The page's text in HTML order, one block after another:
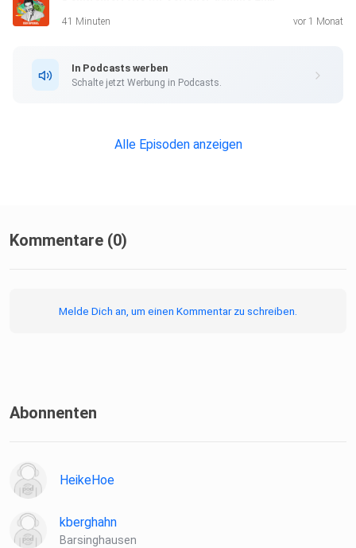
sich bei
Informationen zu unserer Datenschutzerklärung.
41 Minuten vor 1 Monat
In Podcasts werben
Schalte jetzt Werbung in Podcasts.
Alle Episoden anzeigen
Kommentare (0)
Melde Dich an, um einen Kommentar zu schreiben.
Abonnenten
HeikeHoe
kberghahn
Barsinghausen